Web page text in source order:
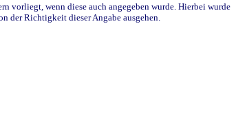
vorliegt, wenn diese auch angegeben wurde. Hierbei wurde
der Richtigkeit dieser Angabe ausgehen.